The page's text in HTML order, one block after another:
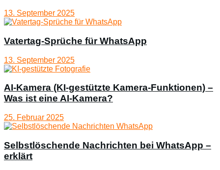
13. September 2025
Vatertag-Sprüche für WhatsApp
13. September 2025
AI-Kamera (KI-gestützte Kamera-Funktionen) –
Was ist eine AI-Kamera?
25. Februar 2025
Selbstlöschende Nachrichten bei WhatsApp –
erklärt